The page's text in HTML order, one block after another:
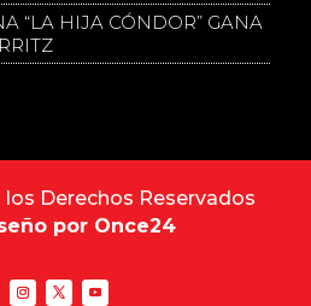
“LA HIJA CÓNDOR” GANA
los Derechos Reservados
por Once24